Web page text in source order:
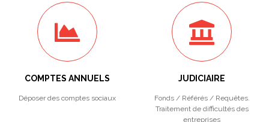
COMPTES ANNUELS
Déposer des comptes sociaux
JUDICIAIRE
Fonds / Référés / Requêtes.
Traitement de difficultés des
entreprises